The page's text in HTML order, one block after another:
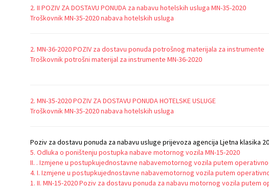
2. II POZIV ZA DOSTAVU PONUDA za nabavu hotelskih usluga MN-35-2020
Troškovnik MN-35-2020 nabava hotelskih usluga
2. MN-36-2020 POZIV za dostavu ponuda potrošnog materijala za instrumente
Troškovnik potrošni materijal za instrumente MN-36-2020
2. MN-35-2020 POZIV ZA DOSTAVU PONUDA HOTELSKE USLUGE
Troškovnik MN-35-2020 nabava hotelskih usluga
Poziv za dostavu ponuda za nabavu usluge prijevoza agencija Ljetna klasika
5. Odluka o poništenju postupka nabave motornog vozila MN-15-2020
II. . Izmjene u postupkujednostavne nabavemotornog vozila putem
4. I. Izmjene u postupkujednostavne nabavemotornog vozila putem
1. II. MN-15-2020 Poziv za dostavu ponuda za nabavu motornog vozila putem